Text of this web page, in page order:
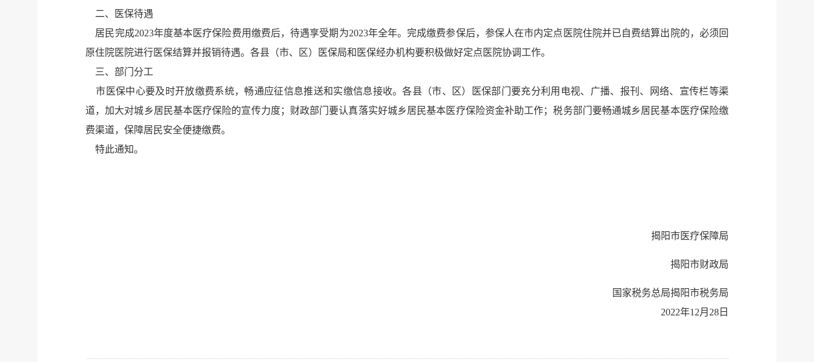
二、医保待遇
居民完成2023年度基本医疗保险费用缴费后，待遇享受期为2023年全年。完成缴费参保后，参保人在市内定点医院住院并已自费结算出院的，必须回
原住院医院进行医保结算并报销待遇。各县（市、区）医保局和医保经办机构要积极做好定点医院协调工作。
三、部门分工
市医保中心要及时开放缴费系统，畅通应征信息推送和实缴信息接收。各县（市、区）医保部门要充分利用电视、广播、报刊、网络、宣传栏等渠
道，加大对城乡居民基本医疗保险的宣传力度；财政部门要认真落实好城乡居民基本医疗保险资金补助工作；税务部门要畅通城乡居民基本医疗保险缴
费渠道，保障居民安全便捷缴费。
特此通知。
揭阳市医疗保障局
揭阳市财政局
国家税务总局揭阳市税务局
2022年12月28日